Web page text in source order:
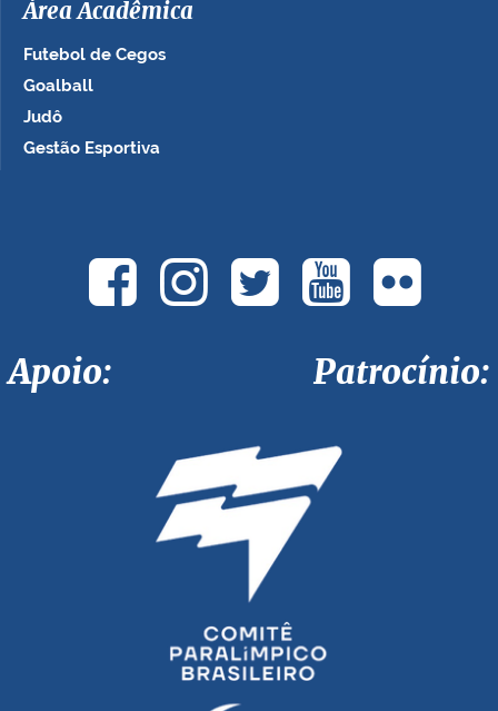
Área Acadêmica
Futebol de Cegos
Goalball
Judô
Gestão Esportiva
Apoio: Patrocínio: